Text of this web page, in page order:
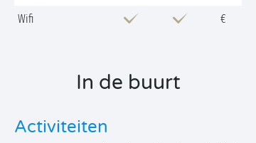
Wifi €
In de buurt
Activiteiten